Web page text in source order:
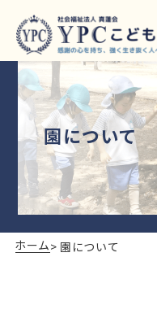
園について
ホーム> 園について